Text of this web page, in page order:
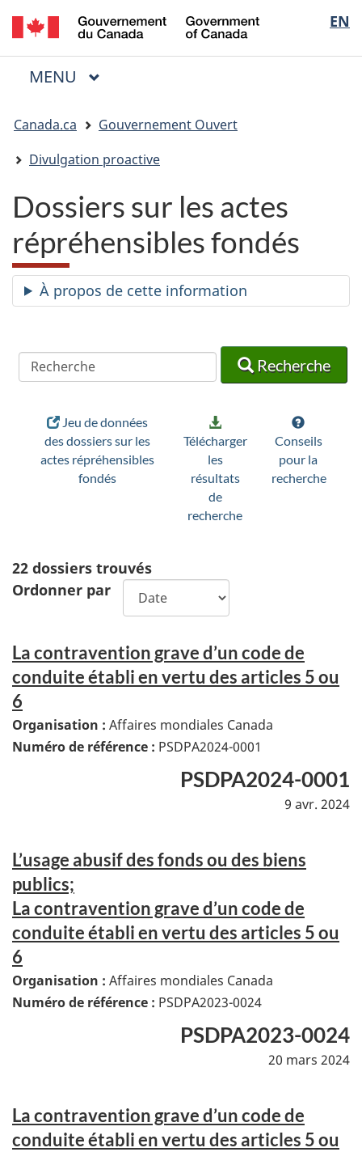
Passer
au
contenu
Passer
à
« Au
Passer
à
la
EN
of
Menu
MENU PRINCIPAL
êtes
ici
Canada.ca
Gouvernement Ouvert
Divulgation proactive
Dossiers sur les actes
répréhensibles fondés
À propos de cette information
Recherche
Recherche
Recherche
Jeu de données
des dossiers sur les
actes répréhensibles
fondés
Télécharger
les
résultats
de
recherche
Conseils
pour la
recherche
22 dossiers trouvés
Ordonner par
La contravention grave d’un code de
conduite établi en vertu des articles 5 ou
6
Organisation : Affaires mondiales Canada
Numéro de référence : PSDPA2024-0001
PSDPA2024-0001
9 avr. 2024
L’usage abusif des fonds ou des biens
publics;
La contravention grave d’un code de
conduite établi en vertu des articles 5 ou
6
Organisation : Affaires mondiales Canada
Numéro de référence : PSDPA2023-0024
PSDPA2023-0024
20 mars 2024
La contravention grave d’un code de
conduite établi en vertu des articles 5 ou